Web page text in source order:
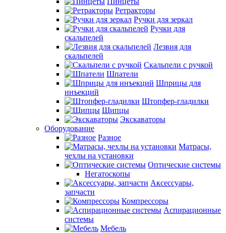
Ретракторы
Ручки для зеркал
Ручки для
скальпелей
Лезвия для
скальпелей
Скальпели с ручкой
Шпатели
Шприцы для
инъекций
Штопфер-гладилки
Щипцы
Экскаваторы
Оборудование
Разное
Матрасы,
чехлы на установки
Оптические системы
Негатоскопы
Аксессуары,
запчасти
Компрессоры
Аспирационные
системы
Мебель